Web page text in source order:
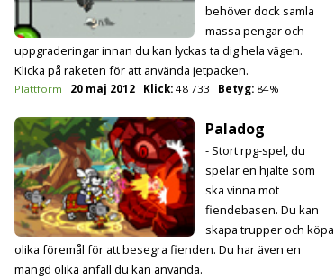
behöver dock samla
massa pengar och
uppgraderingar innan du kan lyckas ta dig hela vägen.
Klicka på raketen för att använda jetpacken.
Plattform 20 maj 2012 Klick:48 733 Betyg: 84%
Paladog
- Stort rpg-spel, du
spelar en hjälte som
ska vinna mot
fiendebasen. Du kan
skapa trupper och köpa
olika föremål för att besegra fienden. Du har även en
mängd olika anfall du kan använda.